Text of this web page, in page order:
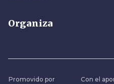
Organiza
Promovido por Con el